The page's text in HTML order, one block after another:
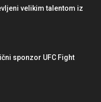
velikim talentom iz
sponzor UFC Fight